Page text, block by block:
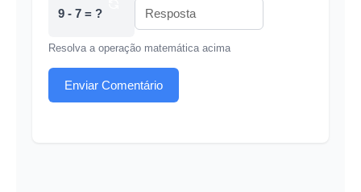
9 - 7 = ?
Resolva a operação matemática acima
Enviar Comentário